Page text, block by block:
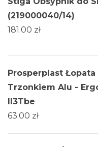
(219000040/14)
181.00 zł
Prosperplast Łopata
Trzonkiem Alu -
Il3Tbe
63.00 zł